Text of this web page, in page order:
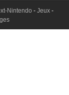
Nintendo - Jeux-